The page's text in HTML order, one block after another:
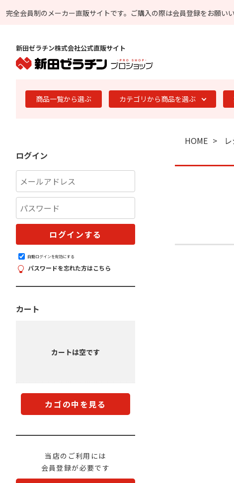
完全会員制のメーカー直販サイトです。 ご購入の際は会員登録をお願いい
新田ゼラチン株式会社公式直販サイト
商品一覧から選ぶ カテゴリから商品を選ぶ
ログイン
自動ログインを有効にする
パスワードを忘れた方はこちら
カート
カートは空です
カゴの中を見る
当店のご利用には
会員登録が必要です
HOME